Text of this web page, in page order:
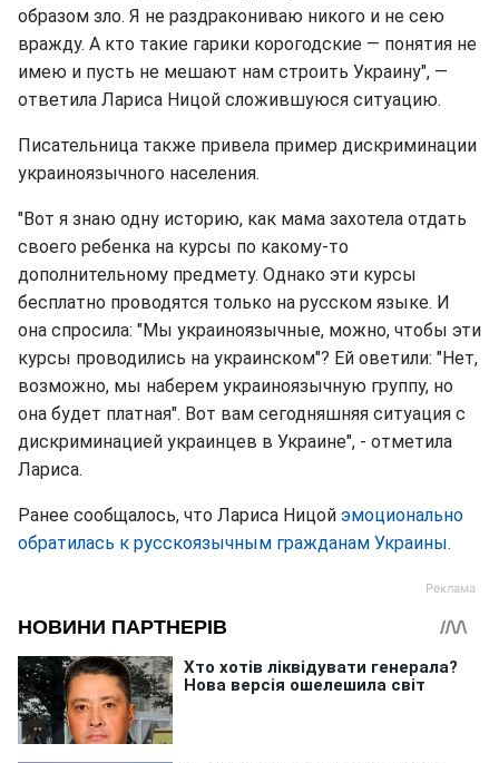
образом зло. Я не раздракониваю никого и не сею
вражду. А кто такие гарики корогодские ― понятия не
имею и пусть не мешают нам строить Украину", ―
ответила Лариса Ницой сложившуюся ситуацию.
Писательница также привела пример дискриминации
украиноязычного населения.
"Вот я знаю одну историю, как мама захотела отдать
своего ребенка на курсы по какому-то
дополнительному предмету. Однако эти курсы
бесплатно проводятся только на русском языке. И
она спросила: "Мы украиноязычные, можно, чтобы эти
курсы проводились на украинском"? Ей оветили: "Нет,
возможно, мы наберем украиноязычную группу, но
она будет платная". Вот вам сегодняшняя ситуация с
дискриминацией украинцев в Украине", - отметила
Лариса.
Ранее сообщалось, что Лариса Ницой эмоционально
обратилась к русскоязычным гражданам Украины.